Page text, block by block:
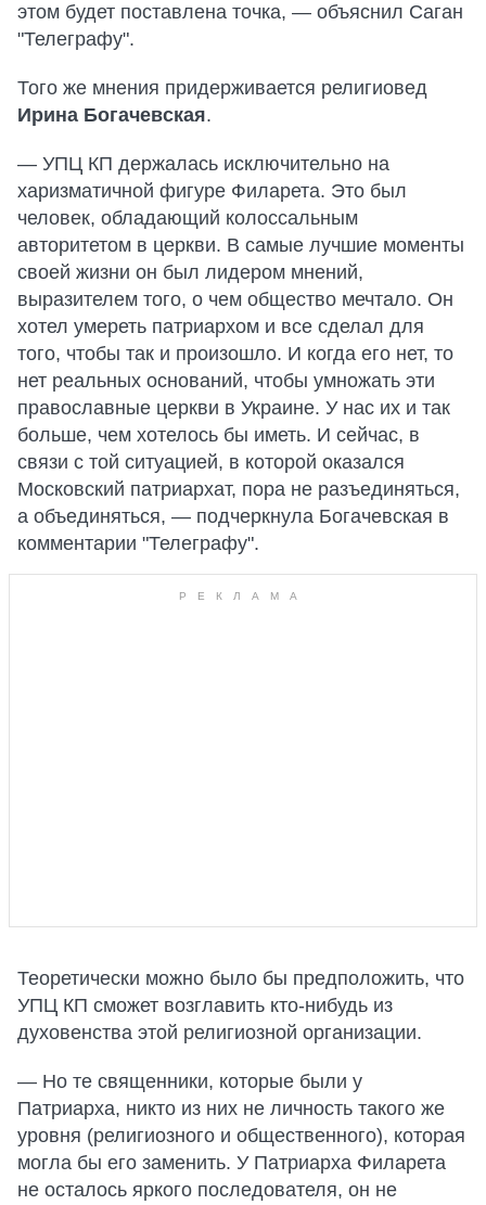
этом будет поставлена точка, — объяснил Саган
"Телеграфу".
Того же мнения придерживается религиовед
Ирина Богачевская.
— УПЦ КП держалась исключительно на
харизматичной фигуре Филарета. Это был
человек, обладающий колоссальным
авторитетом в церкви. В самые лучшие моменты
своей жизни он был лидером мнений,
выразителем того, о чем общество мечтало. Он
хотел умереть патриархом и все сделал для
того, чтобы так и произошло. И когда его нет, то
нет реальных оснований, чтобы умножать эти
православные церкви в Украине. У нас их и так
больше, чем хотелось бы иметь. И сейчас, в
связи с той ситуацией, в которой оказался
Московский патриархат, пора не разъединяться,
а объединяться, — подчеркнула Богачевская в
комментарии "Телеграфу".
Теоретически можно было бы предположить, что
УПЦ КП сможет возглавить кто-нибудь из
духовенства этой религиозной организации.
— Но те священники, которые были у
Патриарха, никто из них не личность такого же
уровня (религиозного и общественного), которая
могла бы его заменить. У Патриарха Филарета
не осталось яркого последователя, он не